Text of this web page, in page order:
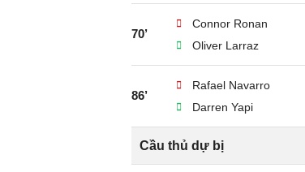
70’
Connor Ronan
Oliver Larraz
86’
Rafael Navarro
Darren Yapi
Cầu thủ dự bị